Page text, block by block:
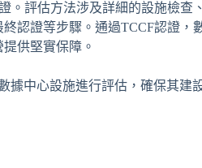
。評估方法涉及詳細的設施檢查
認證等步驟。通過TCCF認證，
供堅實保障。
據中心設施進行評估，確保其建